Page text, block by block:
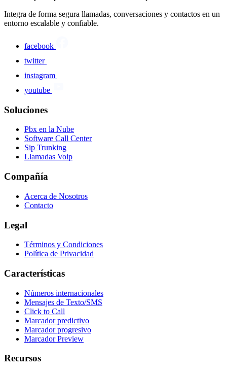
Integra de forma segura llamadas, conversaciones y contactos en un
entorno escalable y confiable.
facebook
twitter
instagram
youtube
Soluciones
Pbx en la Nube
Software Call Center
Sip Trunking
Llamadas Voip
Compañía
Acerca de Nosotros
Contacto
Legal
Términos y Condiciones
Política de Privacidad
Características
Números internacionales
Mensajes de Texto/SMS
Click to Call
Marcador predictivo
Marcador progresivo
Marcador Preview
Recursos